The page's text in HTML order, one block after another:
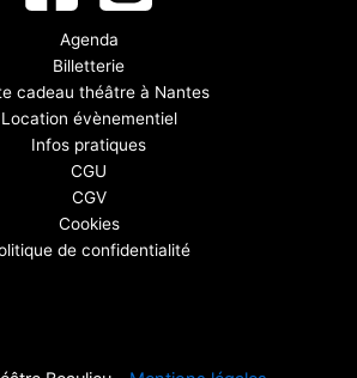
Agenda
Billetterie
cadeau théâtre à Nantes
Location évènementiel
Infos pratiques
CGU
CGV
Cookies
de confidentialité